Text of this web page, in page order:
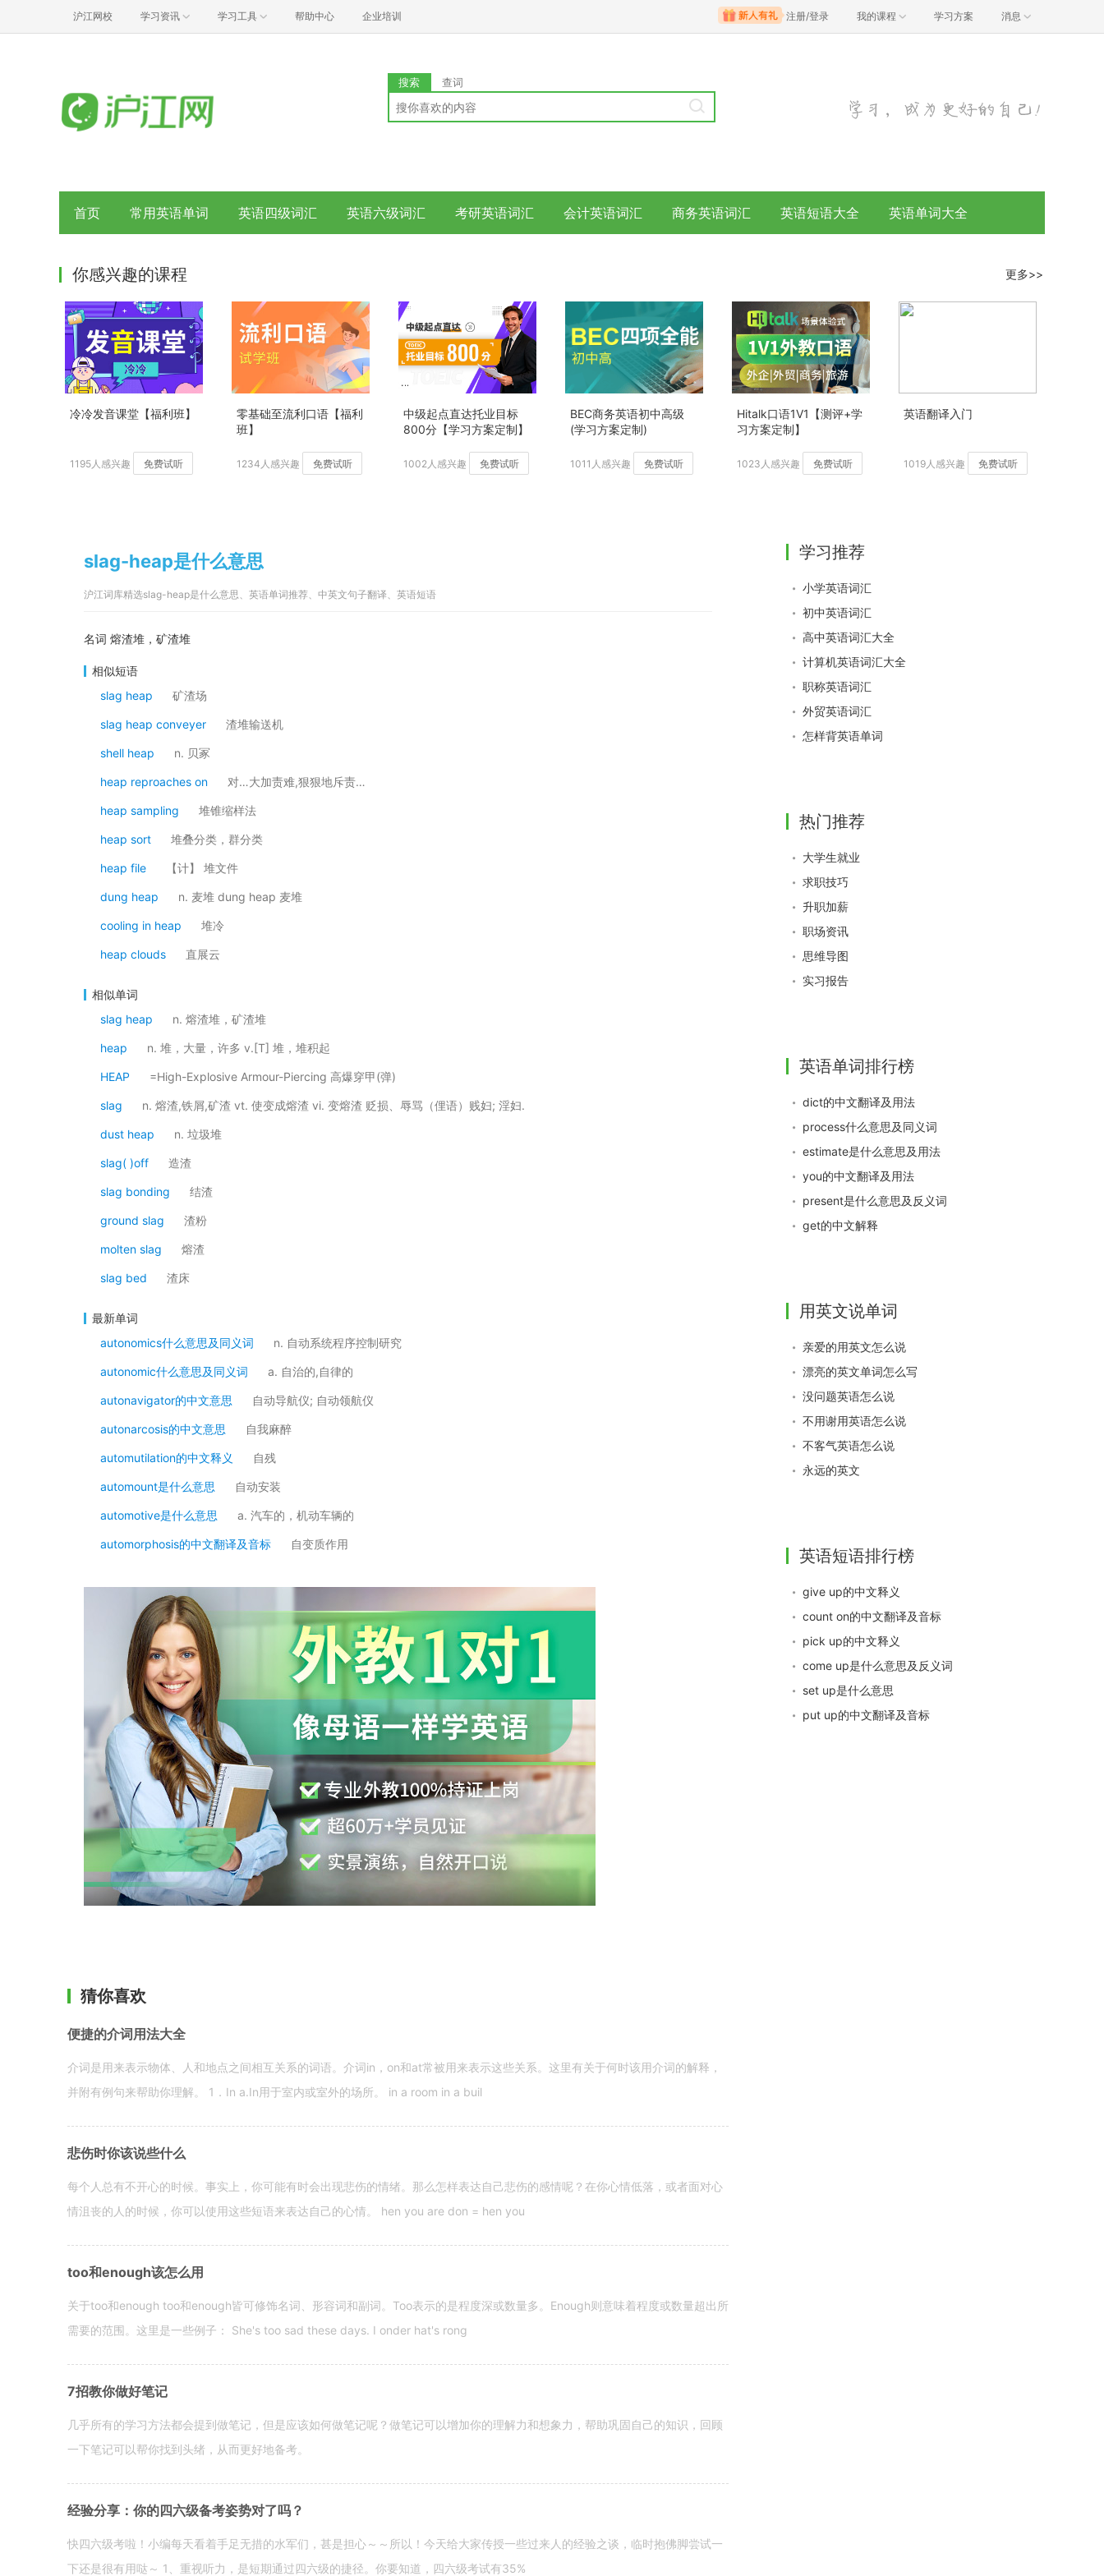
沪江网校 学习资讯 学习工具 帮助中心 企业培训 注册/登录 我的课程 学习方案 消息
搜索 查词
首页 常用英语单词 英语四级词汇 英语六级词汇 考研英语词汇 会计英语词汇 商务英语词汇 英语短语大全 英语单词大全
你感兴趣的课程 更多>>
冷冷发音课堂【福利班】
1195人感兴趣 免费试听
零基础至流利口语【福利
班】
1234人感兴趣 免费试听
中级起点直达托业目标
800分【学习方案定制】
1002人感兴趣 免费试听
BEC商务英语初中高级
(学习方案定制)
1011人感兴趣 免费试听
Hitalk口语1V1【测评+学
习方案定制】
1023人感兴趣 免费试听
英语翻译入门
1019人感兴趣 免费试听
slag-heap是什么意思
沪江词库精选slag-heap是什么意思、英语单词推荐、中英文句子翻译、英语短语
名词 熔渣堆，矿渣堆
相似短语
slag heap
矿渣场
slag heap conveyer 渣堆输送机
shell heap n. 贝冢
heap reproaches on 对…大加责难,狠狠地斥责…
heap sampling 堆锥缩样法
heap sort 堆叠分类，群分类
heap file 【计】 堆文件
dung heap n. 麦堆 dung heap 麦堆
cooling in heap 堆冷
heap clouds 直展云
相似单词
slag heap
n. 熔渣堆，矿渣堆
heap n. 堆，大量，许多 v.[T] 堆，堆积起
HEAP =High-Explosive Armour-Piercing 高爆穿甲(弹)
slag n. 熔渣,铁屑,矿渣 vt. 使变成熔渣 vi. 变熔渣 贬损、辱骂（俚语）贱妇; 淫妇.
dust heap n. 垃圾堆
slag( )off 造渣
slag bonding 结渣
ground slag 渣粉
molten slag 熔渣
slag bed 渣床
最新单词
autonomics什么意思及同义词
n. 自动系统程序控制研究
autonomic什么意思及同义词 a. 自治的,自律的
autonavigator的中文意思 自动导航仪; 自动领航仪
autonarcosis的中文意思 自我麻醉
automutilation的中文释义 自残
automount是什么意思 自动安装
automotive是什么意思 a. 汽车的，机动车辆的
automorphosis的中文翻译及音标 自变质作用
猜你喜欢
便捷的介词用法大全
介词是用来表示物体、人和地点之间相互关系的词语。介词in，on和at常被用来表示这些关系。这里有关于何时该用介词的解释，
并附有例句来帮助你理解。 1．In a.In用于室内或室外的场所。 in a room in a buil
悲伤时你该说些什么
每个人总有不开心的时候。事实上，你可能有时会出现悲伤的情绪。那么怎样表达自己悲伤的感情呢？在你心情低落，或者面对心
情沮丧的人的时候，你可以使用这些短语来表达自己的心情。 hen you are don = hen you
too和enough该怎么用
关于too和enough too和enough皆可修饰名词、形容词和副词。Too表示的是程度深或数量多。Enough则意味着程度或数量超出所
需要的范围。这里是一些例子： She's too sad these days. I onder hat's rong
7招教你做好笔记
几乎所有的学习方法都会提到做笔记，但是应该如何做笔记呢？做笔记可以增加你的理解力和想象力，帮助巩固自己的知识，回顾
一下笔记可以帮你找到头绪，从而更好地备考。
经验分享：你的四六级备考姿势对了吗？
快四六级考啦！小编每天看着手足无措的水军们，甚是担心～～所以！今天给大家传授一些过来人的经验之谈，临时抱佛脚尝试一
下还是很有用哒～ 1、重视听力，是短期通过四六级的捷径。你要知道，四六级考试有35%
学习推荐
小学英语词汇
初中英语词汇
高中英语词汇大全
计算机英语词汇大全
职称英语词汇
外贸英语词汇
怎样背英语单词
热门推荐
大学生就业
求职技巧
升职加薪
职场资讯
思维导图
实习报告
英语单词排行榜
dict的中文翻译及用法
process什么意思及同义词
estimate是什么意思及用法
you的中文翻译及用法
present是什么意思及反义词
get的中文解释
用英文说单词
亲爱的用英文怎么说
漂亮的英文单词怎么写
没问题英语怎么说
不用谢用英语怎么说
不客气英语怎么说
永远的英文
英语短语排行榜
give up的中文释义
count on的中文翻译及音标
pick up的中文释义
come up是什么意思及反义词
set up是什么意思
put up的中文翻译及音标